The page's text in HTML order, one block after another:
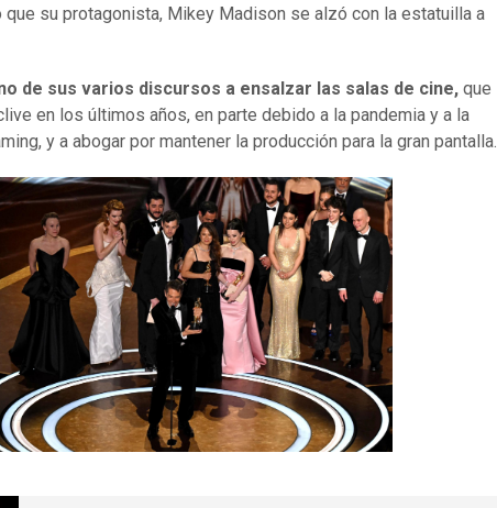
que su protagonista, Mikey Madison se alzó con la estatuilla a
de sus varios discursos a ensalzar las salas de cine, que
en los últimos años, en parte debido a la pandemia y a la
y a abogar por mantener la producción para la gran pantalla.